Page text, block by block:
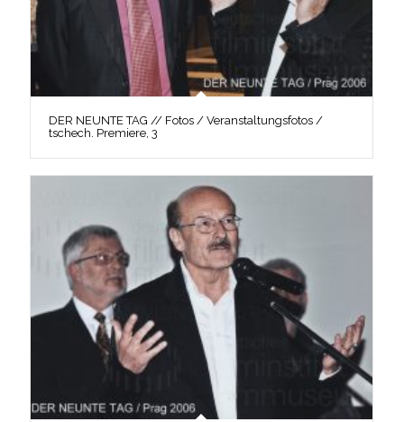
DER NEUNTE TAG // Fotos / Veranstaltungsfotos /
tschech. Premiere, 3